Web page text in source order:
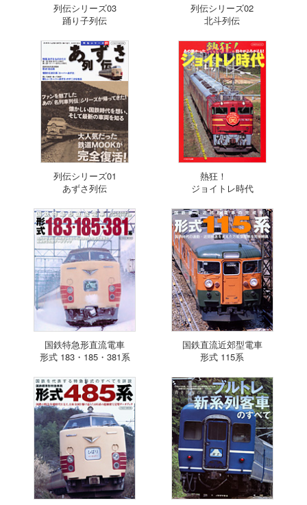
列伝シリーズ03
踊り子列伝
列伝シリーズ02
北斗列伝
列伝シリーズ01
あずさ列伝
熱狂！
ジョイトレ時代
国鉄特急形直流電車
形式 183・185・381系
国鉄直流近郊型電車
形式 115系